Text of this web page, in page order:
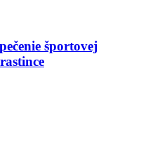
športovej